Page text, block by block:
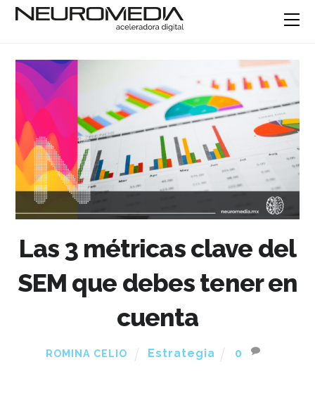
Las 3 métricas clave del
SEM que debes tener en
cuenta
ROMINA CELIO Estrategia 0